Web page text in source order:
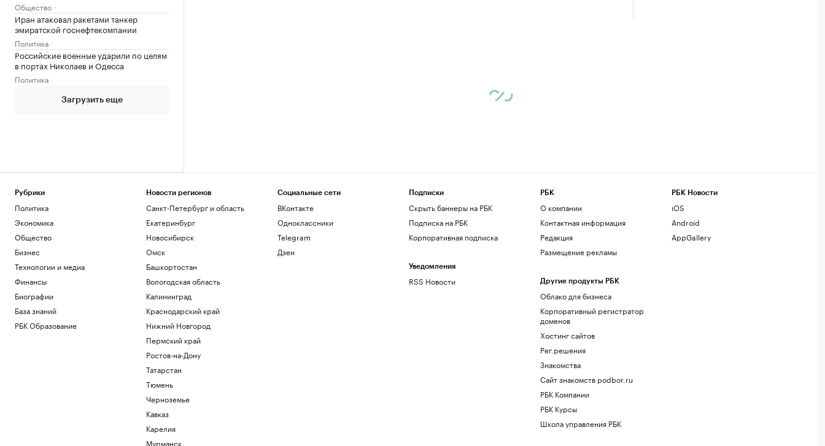
Общество
Иран атаковал ракетами танкер
эмиратской госнефтекомпании
Политика
Российские военные ударили по целям
в портах Николаев и Одесса
Политика
Загрузить еще
Рубрики
Политика
Экономика
Общество
Бизнес
Технологии и медиа
Финансы
Биографии
База знаний
РБК Образование
Новости регионов
Санкт-Петербург и область
Екатеринбург
Новосибирск
Омск
Башкортостан
Вологодская область
Калининград
Краснодарский край
Нижний Новгород
Пермский край
Ростов-на-Дону
Татарстан
Тюмень
Черноземье
Кавказ
Карелия
Мурманск
Социальные сети
ВКонтакте
Одноклассники
Telegram
Дзен
Подписки
Скрыть баннеры на РБК
Подписка на РБК
Корпоративная подписка
Уведомления
RSS Новости
РБК
О компании
Контактная информация
Редакция
Размещение рекламы
Другие продукты РБК
Облако для бизнеса
Корпоративный регистратор
доменов
Хостинг сайтов
Рег.решения
Знакомства
Сайт знакомств podbor.ru
РБК Компании
РБК Курсы
Школа управления РБК
РБК Новости
iOS
Android
AppGallery